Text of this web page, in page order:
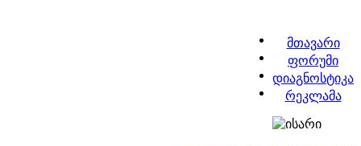
მთავარი
ფორუმი
დიაგნოსტიკა
რეკლამა